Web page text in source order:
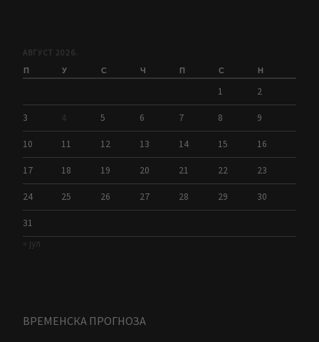
АВГУСТ 2026.
П У С Ч П С Н
1 2
3 4 5 6 7 8 9
10 11 12 13 14 15 16
17 18 19 20 21 22 23
24 25 26 27 28 29 30
31
« јул
ВРЕМЕНСКА ПРОГНОЗА